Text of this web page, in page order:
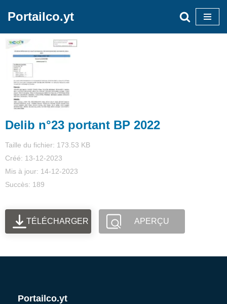
au
contenu
Portailco.yt
Delib n°23 portant BP 2022
Taille du fichier: 173.53 KB
Créé: 13-12-2023
Mis à jour: 14-12-2023
Succès: 189
TÉLÉCHARGER APERÇU
Portailco.yt